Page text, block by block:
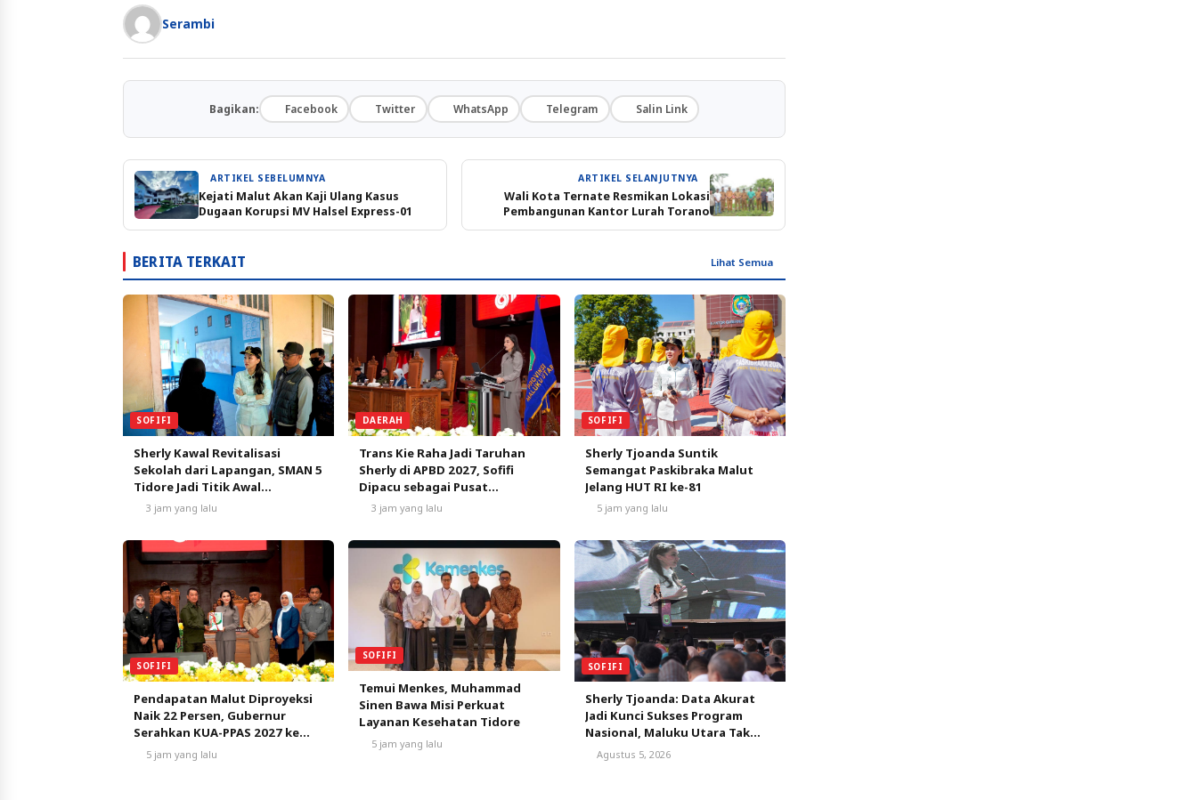
Serambi
Bagikan: Facebook Twitter WhatsApp Telegram Salin Link
ARTIKEL SEBELUMNYA
Kejati Malut Akan Kaji Ulang Kasus
Dugaan Korupsi MV Halsel Express-01
ARTIKEL SELANJUTNYA
Wali Kota Ternate Resmikan Lokasi
Pembangunan Kantor Lurah Torano
BERITA TERKAIT Lihat Semua
SOFIFI
Sherly Kawal Revitalisasi
Sekolah dari Lapangan, SMAN 5
Tidore Jadi Titik Awal
Pendidikan Bermutu
3 jam yang lalu
DAERAH
Trans Kie Raha Jadi Taruhan
Sherly di APBD 2027, Sofifi
Dipacu sebagai Pusat
Pertumbuhan
3 jam yang lalu
SOFIFI
Sherly Tjoanda Suntik
Semangat Paskibraka Malut
Jelang HUT RI ke-81
5 jam yang lalu
SOFIFI
Pendapatan Malut Diproyeksi
Naik 22 Persen, Gubernur
Serahkan KUA-PPAS 2027 ke
DPRD
5 jam yang lalu
SOFIFI
Temui Menkes, Muhammad
Sinen Bawa Misi Perkuat
Layanan Kesehatan Tidore
5 jam yang lalu
SOFIFI
Sherly Tjoanda: Data Akurat
Jadi Kunci Sukses Program
Nasional, Maluku Utara Tak
Boleh Kehilangan Peluang
Agustus 5, 2026